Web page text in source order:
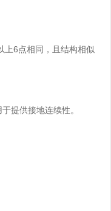
6点相同，且结构相似
提供接地连续性。